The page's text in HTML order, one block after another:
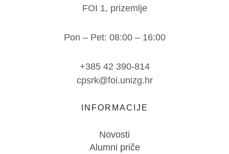
FOI 1, prizemlje
Pon – Pet: 08:00 – 16:00
+385 42 390-814
cpsrk@foi.unizg.hr
INFORMACIJE
Novosti
Alumni priče